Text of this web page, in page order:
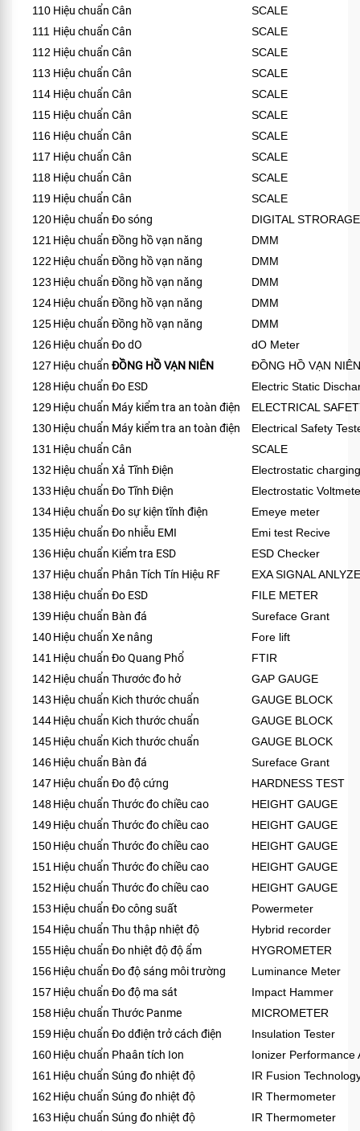
110 Hiệu chuẩn Cân
SCALE
111 Hiệu chuẩn Cân
SCALE
112 Hiệu chuẩn Cân
SCALE
113 Hiệu chuẩn Cân
SCALE
114 Hiệu chuẩn Cân
SCALE
115 Hiệu chuẩn Cân
SCALE
116 Hiệu chuẩn Cân
SCALE
117 Hiệu chuẩn Cân
SCALE
118 Hiệu chuẩn Cân
SCALE
119 Hiệu chuẩn Cân
SCALE
120Hiệu chuẩn Đo sóng
DIGITAL
121 Hiệu chuẩn Đồng hồ vạn năng
DMM
122 Hiệu chuẩn Đồng hồ vạn năng
DMM
123 Hiệu chuẩn Đồng hồ vạn năng
DMM
124Hiệu chuẩn Đồng hồ vạn năng
DMM
125Hiệu chuẩn Đồng hồ vạn năng
DMM
126Hiệu chuẩn Đo dO
dO Meter
127 Hiệu chuẩn ĐỒNG HỒ VẠN NIÊN
ĐỒNG HỒ VẠN NIÊN
128Hiệu chuẩn Đo ESD
Electric Static
129Hiệu chuẩn Máy kiểm tra an toàn điện
ELECTRICAL
130Hiệu chuẩn Máy kiểm tra an toàn điện
Electrical Safety
131 Hiệu chuẩn Cân
SCALE
132 Hiệu chuẩn Xả Tĩnh Điện
Electrostatic
133 Hiệu chuẩn Đo Tĩnh Điện
Electrostatic
134Hiệu chuẩn Đo sự kiện tĩnh điện
Emeye meter
135Hiệu chuẩn Đo nhiễu EMI
Emi test Recive
136Hiệu chuẩn Kiểm tra ESD
ESD Checker
137 Hiệu chuẩn Phân Tích Tín Hiệu RF
EXA SIGNAL
138Hiệu chuẩn Đo ESD
FILE METER
139Hiệu chuẩn Bàn đá
Sureface Grant
140Hiệu chuẩn Xe nâng
Fore lift
141 Hiệu chuẩn Đo Quang Phổ
FTIR
142 Hiệu chuẩn Thươớc đo hở
GAP GAUGE
143 Hiệu chuẩn Kich thước chuẩn
GAUGE BLOCK
144Hiệu chuẩn Kich thước chuẩn
GAUGE BLOCK
145Hiệu chuẩn Kich thước chuẩn
GAUGE BLOCK
146Hiệu chuẩn Bàn đá
Sureface Grant
147 Hiệu chuẩn Đo độ cứng
HARDNESS TEST
148Hiệu chuẩn Thước đo chiều cao
HEIGHT GAUGE
149Hiệu chuẩn Thước đo chiều cao
HEIGHT GAUGE
150Hiệu chuẩn Thước đo chiều cao
HEIGHT GAUGE
151 Hiệu chuẩn Thước đo chiều cao
HEIGHT GAUGE
152 Hiệu chuẩn Thước đo chiều cao
HEIGHT GAUGE
153 Hiệu chuẩn Đo công suất
Powermeter
154Hiệu chuẩn Thu thập nhiệt độ
Hybrid recorder
155Hiệu chuẩn Đo nhiệt độ độ ẩm
HYGROMETER
156Hiệu chuẩn Đo độ sáng môi trường
Luminance Meter
157 Hiệu chuẩn Đo độ ma sát
Impact Hammer
158Hiệu chuẩn Thước Panme
MICROMETER
159Hiệu chuẩn Đo dđiện trở cách điện
Insulation Tester
160Hiệu chuẩn Phaân tích Ion
Ionizer Performance
161 Hiệu chuẩn Súng đo nhiệt độ
IR Fusion
162 Hiệu chuẩn Súng đo nhiệt độ
IR Thermometer
163 Hiệu chuẩn Súng đo nhiệt độ
IR Thermometer